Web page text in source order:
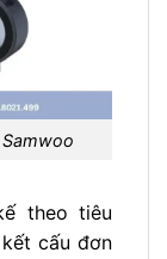
theo tiêu
cấu đơn